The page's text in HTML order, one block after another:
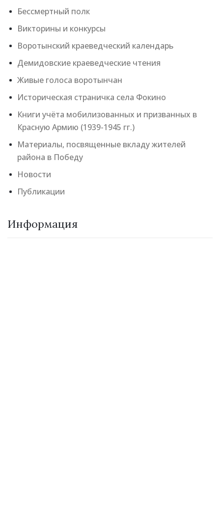
Бессмертный полк
Викторины и конкурсы
Воротынский краеведческий календарь
Демидовские краеведческие чтения
Живые голоса воротынчан
Историческая страничка села Фокино
Книги учёта мобилизованных и призванных в
Красную Армию (1939-1945 гг.)
Материалы, посвященные вкладу жителей
района в Победу
Новости
Публикации
Информация